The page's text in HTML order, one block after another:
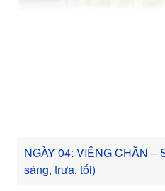
NGÀY 04: VIÊNG CHĂN –
sáng, trưa, tối)